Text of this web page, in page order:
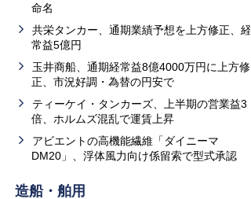
命名
共栄タンカー、通期業績予想を上方修正、経
常益5億円
玉井商船、通期経常益8億4000万円に上方修
正、市況好調・為替の円安で
ティーケイ・タンカーズ、上半期の営業益3
倍、ホルムズ混乱で運賃上昇
アビエントの高機能繊維「ダイニーマ
DM20」、浮体風力向け係留索で型式承認
造船・舶用